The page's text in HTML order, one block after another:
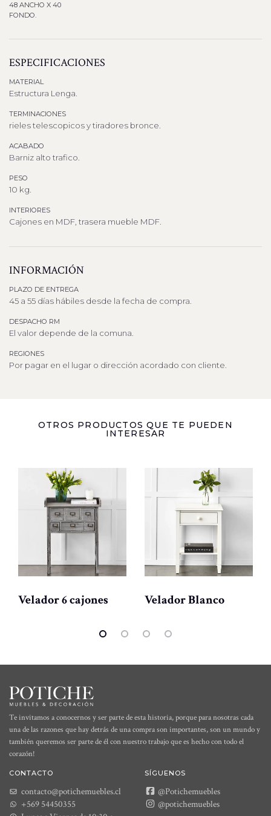
48 ANCHO X 40
FONDO.
ESPECIFICACIONES
MATERIAL
Estructura Lenga.
TERMINACIONES
rieles telescopicos y tiradores bronce.
ACABADO
Barniz alto trafico.
PESO
10 kg.
INTERIORES
Cajones en MDF, trasera mueble MDF.
INFORMACIÓN
PLAZO DE ENTREGA
45 a 55 días hábiles desde la fecha de compra.
DESPACHO RM
El valor depende de la comuna.
REGIONES
Por pagar en el lugar o dirección acordado con cliente.
OTROS PRODUCTOS QUE TE PUEDEN
INTERESAR
Velador 6 cajones Velador Blanco
Te invitamos a conocernos y ser parte de esta historia, porque para nosotras cada
una de las razones que hay detrás de una compra son importantes, son un mundo y
también queremos ser parte de él con nuestro trabajo que es hecho con todo el
corazón!
CONTACTO
contacto@potichemuebles.cl
+569 54450355
SÍGUENOS
@Potichemuebles
@potichemuebles